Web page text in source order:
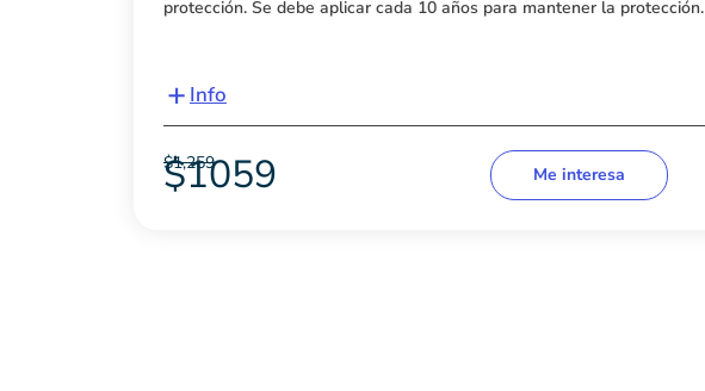
protección. Se debe aplicar cada 10 años para mantener la protección.
+ Info
$1,259
$1059 Me interesa